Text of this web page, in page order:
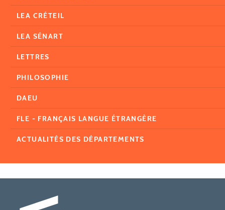
LEA CRÉTEIL
LEA SÉNART
LETTRES
PHILOSOPHIE
DAEU
FLE - FRANÇAIS LANGUE ÉTRANGÈRE
ACTUALITÉS DES DÉPARTEMENTS